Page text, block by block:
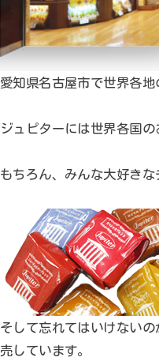
愛知県名古屋市で世界各
ジュピターには世界各国
もちろん、みんな大好き
そして忘れてはいけない
売しています。